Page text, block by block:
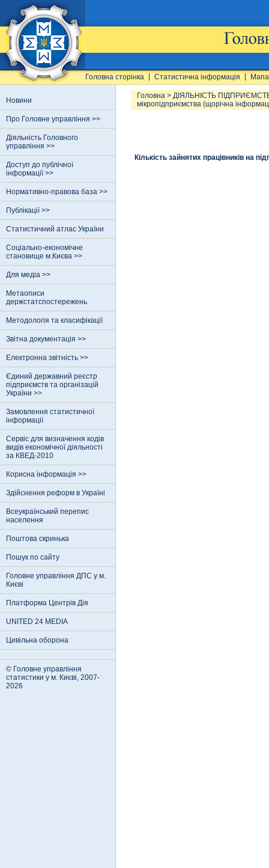
Головна сторінка Статистична інформація
Новини
Про Головне управління >>
Діяльність Головного
управління >>
Доступ до публічної
інформації >>
Нормативно-правова база >>
Публікації >>
Статистичний атлас України
Соціально-економічне
становище м.Києва >>
Для медіа >>
Метаописи
держстатспостережень
Методологія та класифікації
Звітна документація >>
Електронна звітність >>
Єдиний державний реєстр
пiдприємств та органiзацiй
України >>
Замовлення статистичної
інформації
Сервіс для визначення кодів
видів економічної діяльності
за КВЕД-2010
Корисна інформація >>
Здійснення реформ в Україні
Всеукраїнський перепис
населення
Поштова скринька
Пошук по сайту
Головне управління ДПС у м.
Києві
Платформа Центрів Дія
UNITED 24 MEDIA
Цивільна оборона
© Головне управління
статистики у м. Києві, 2007-
2026
Головна > ДІЯЛЬНІСТЬ
мікропідприємства (щорічна
Кількість зайнятих працівників на